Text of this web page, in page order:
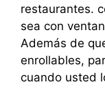
restaurantes.
sea con
Además de
enrollables,
cuando usted